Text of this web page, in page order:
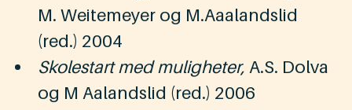
M. Weitemeyer og M.Aaalandslid
(red.) 2004
Skolestart med muligheter, A.S. Dolva
og M Aalandslid (red.) 2006